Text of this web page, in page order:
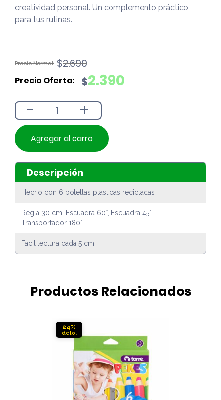
creatividad personal. Un complemento práctico
para tus rutinas.
$2.690
El
original
$2.690.
$2.390
El
actual
$2.390.
- +
Agregar al carro
Descripción
Hecho con 6 botellas plasticas recicladas
Regla 30 cm, Escuadra 60°, Escuadra 45°,
Transportador 180°
Facil lectura cada 5 cm
Productos Relacionados
24%